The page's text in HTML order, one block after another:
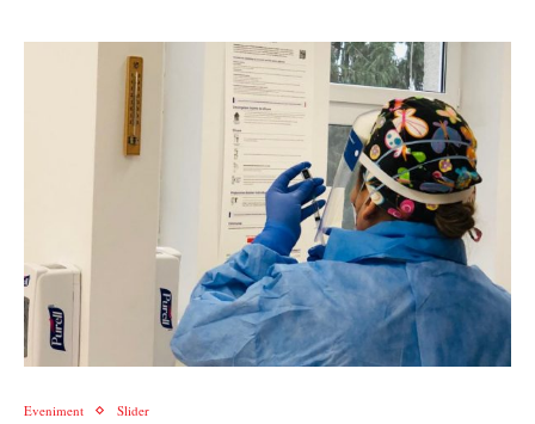
Eveniment Slider